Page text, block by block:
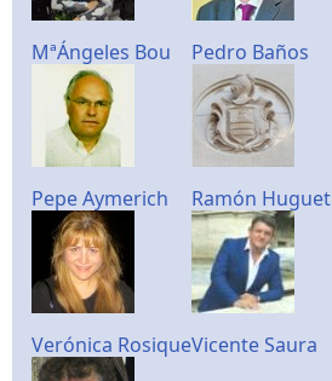
MªÁngeles Bou Pedro Baños
Pepe Aymerich Ramón Huguet
Verónica RosiqueVicente Saura